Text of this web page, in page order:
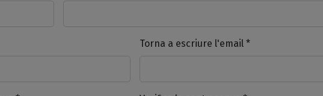
Torna a escriure l'email *